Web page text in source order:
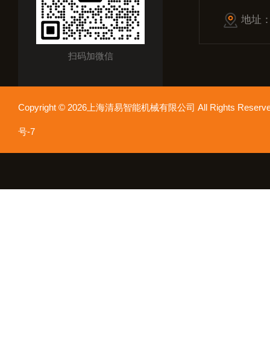
扫码加微信
地址
Copyright © 2026上海清易智能机械有限公司 All Rights
号-7